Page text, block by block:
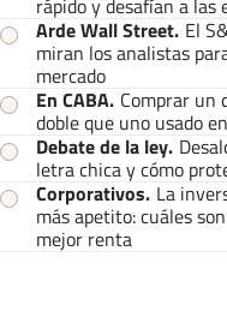
rápido y desafían a las
Arde Wall Street. El
miran los analistas
mercado
En CABA. Comprar un
doble que uno usado
Debate de la ley.
letra chica y cómo
Corporativos. La
más apetito: cuáles
mejor renta